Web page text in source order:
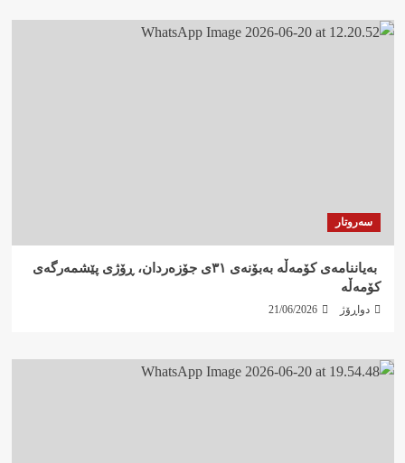
سەروتار
‍ بەیاننامەی کۆمەڵە بەبۆنەی ٣١ی جۆزەردان، ڕۆژی پێشمەرگەی
کۆمەڵە
دواڕۆژ 21/06/2026